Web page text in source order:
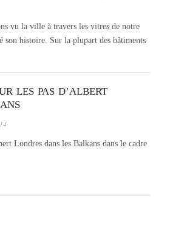
vu la ville à travers les vitres de notre
son histoire. Sur la plupart des bâtiments
LES PAS D’ALBERT
Londres dans les Balkans dans le cadre